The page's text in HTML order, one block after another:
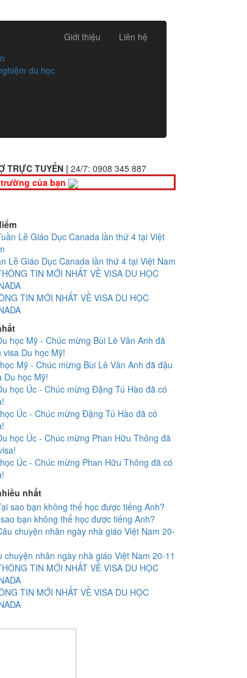
du học
Giới thiệu Liên hệ
TRỰC TUYẾN | 24/7: 0908 345 887
của bạn
Lễ Giáo Dục Canada lần thứ 4 tại Việt Nam
TIN MỚI NHẤT VỀ VISA DU HỌC
Mỹ - Chúc mừng Bùi Lê Vân Anh đã đậu
Du học Mỹ!
Úc - Chúc mừng Đặng Tú Hào đã có
Úc - Chúc mừng Phan Hữu Thông đã có
nhất
bạn không thể học được tiếng Anh?
chuyện nhân ngày nhà giáo Việt Nam 20-11
TIN MỚI NHẤT VỀ VISA DU HỌC